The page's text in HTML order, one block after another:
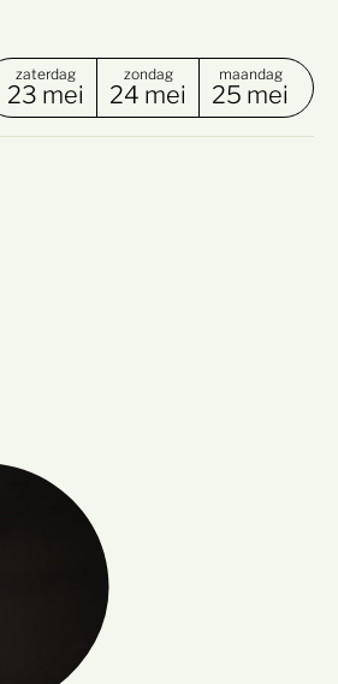
zaterdag
23 mei
zondag
24 mei
maandag
25 mei